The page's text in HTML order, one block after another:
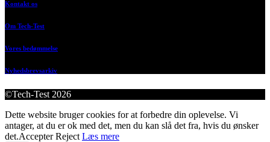
Kontakt os
Om Tech-Test
Vores bedømmelse
Nyhedsbrevsarkiv
©Tech-Test 2026
Dette website bruger cookies for at forbedre din oplevelse. Vi
antager, at du er ok med det, men du kan slå det fra, hvis du ønsker
det.Accepter Reject Læs mere